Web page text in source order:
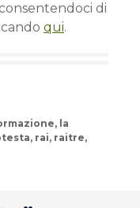
di
qui.
, la
, rai, raitre,